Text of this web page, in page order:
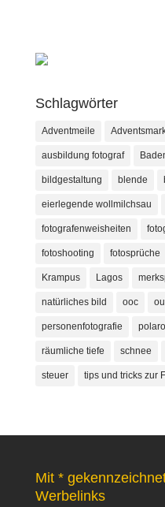
Schlagwörter
Adventmeile
ausbildung fotograf
bildgestaltung blende
eierlegende wollmilchsau
fotografenweisheiten
fotoshooting fotosprüche
Krampus Lagos
natürliches bild ooc
personenfotografie
räumliche tiefe schnee
steuer tips und tricks zur
Mit *
Werbelinks